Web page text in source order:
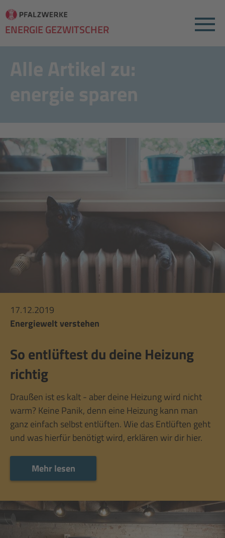
ENERGIE GEZWITSCHER Menu
Alle Artikel zu:
energie sparen
17.12.2019
Energiewelt verstehen
So entlüftest du deine Heizung
richtig
Draußen ist es kalt - aber deine Heizung wird nicht
warm? Keine Panik, denn eine Heizung kann man
ganz einfach selbst entlüften. Wie das Entlüften geht
und was hierfür benötigt wird, erklären wir dir hier.
Mehr lesen